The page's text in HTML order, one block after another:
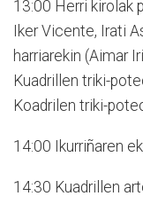
13:00 Herri kirolak
Iker Vicente, Irati
harriarekin (Aimar
Kuadrillen triki-
Koadrilen triki-
14:00 Ikurriñaren
14:30 Kuadrillen